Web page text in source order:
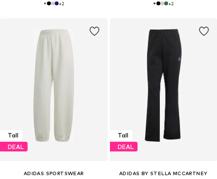
+2 +2
Tall
DEAL
ADIDAS SPORTSWEAR
Tall
DEAL
ADIDAS BY STELLA MCCARTNEY